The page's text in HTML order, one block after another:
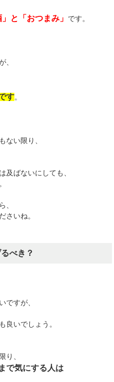
」と「おつまみ」 です。
、
す。
ない限り、
及ばないにしても、
、
さいね。
べき？
ですが、
良いでしょう。
り、
で気にする人は